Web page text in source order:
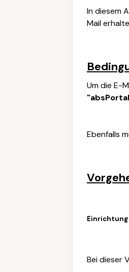
In diesem
Mail
Um die E-
"
Ebenfalls
Bei dieser